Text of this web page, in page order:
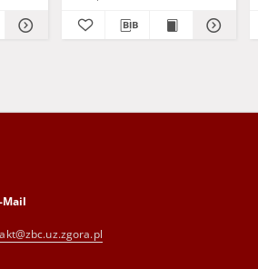
Mail